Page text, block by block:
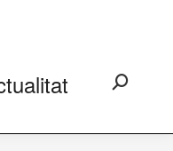
Search: